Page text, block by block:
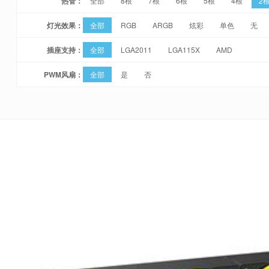
灯光效果： 全部 RGB ARGB 炫彩 单色 无
插座支持： 全部 LGA2011 LGA115X AMD
PWM风扇： 全部 是 否